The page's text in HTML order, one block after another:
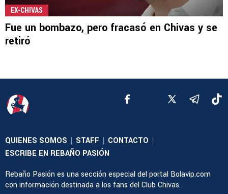
EX-CHIVAS
Fue un bombazo, pero fracasó en Chivas y se
retiró
QUIENES SOMOS | STAFF | CONTACTO |
ESCRIBE EN REBAÑO PASIÓN
Rebaño Pasión es una sección especial del portal Bolavip.com
con información destinada a los fans del Club Chivas.